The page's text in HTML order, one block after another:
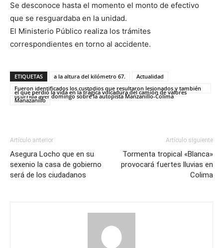
Se desconoce hasta el momento el monto de efectivo
que se resguardaba en la unidad.
El Ministerio Público realiza los trámites
correspondientes en torno al accidente.
ETIQUETAS a la altura del kilómetro 67.
Actualidad
Fueron identificados los custodios que resultaron lesionados y también
el que perdió la vida en la trágica volcadura del camión de valores
ocurrida ayer domingo sobre la autopista Manzanillo-Colima
Manazanillo
Artículo anterior
Asegura Locho que en su
sexenio la casa de gobierno
será de los ciudadanos
Artículo siguiente
Tormenta tropical «Blanca»
provocará fuertes lluvias en
Colima